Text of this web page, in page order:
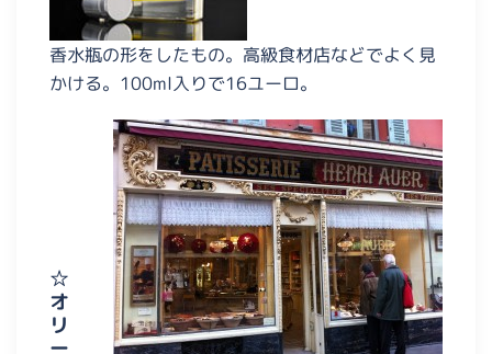
香水瓶の形をしたもの。高級食材店などでよく見
かける。100ml入りで16ユーロ。
☆
オ
リ
ー